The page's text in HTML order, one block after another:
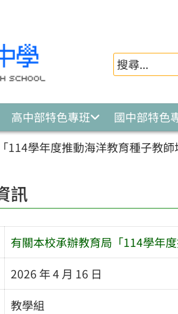
高中部特色專班
國中部特色
114學年度推動海洋教育種子教
訊
有關本校承辦教育局「114學年
2026 年 4 月 16 日
教學組